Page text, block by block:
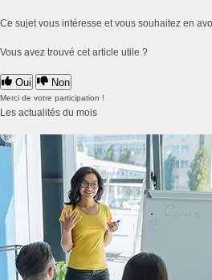
Ce sujet vous intéresse et vous souhaitez en
Vous avez trouvé cet article utile ?
Oui Non
Merci de votre participation !
Les actualités du mois